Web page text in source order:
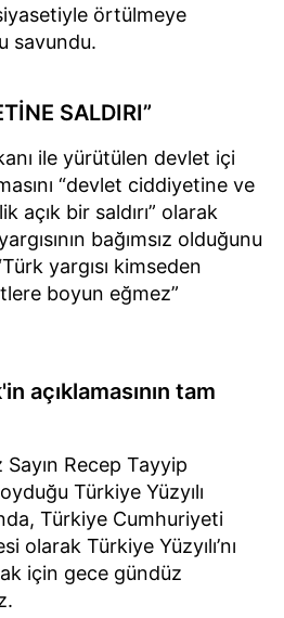
örtülmeye
savundu.
SALDIRI”
ile yürütülen devlet içi
“devlet ciddiyetine ve
açık bir saldırı” olarak
bağımsız olduğunu
yargısı kimseden
boyun eğmez”
açıklamasının tam
Sayın Recep Tayyip
Türkiye Yüzyılı
Türkiye Cumhuriyeti
olarak Türkiye Yüzyılı’nı
için gece gündüz